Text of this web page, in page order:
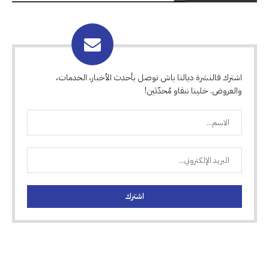
اشترك فالنشرة ديالنا باش توصل بأحدث الأخبار، الخدمات،
والعروض. خلينا نبقاو مُحدّثين!